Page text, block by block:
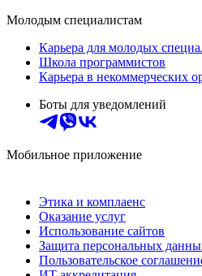
Молодым специалистам
Карьера для молодых
Школа программистов
Карьера в некоммерческих
Боты для уведомлений
Мобильное приложение
Этика и комплаенс
Оказание услуг
Использование сайтов
Защита персональных
Пользовательское